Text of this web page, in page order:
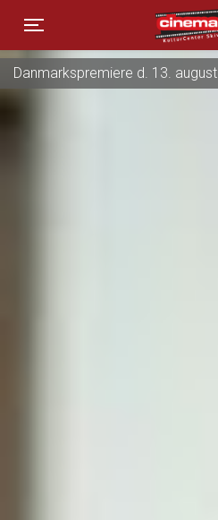
Toggle navigation
Cinema4
Danmarkspremiere d. 13. august